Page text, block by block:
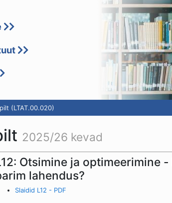
(LTAT.00.020)
2025/26 kevad
Otsimine ja optimeerimine
lahendus?
Slaidid L12 - PDF